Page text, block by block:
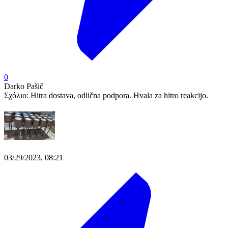
0
Darko Pašič
Σχόλιο: Hitra dostava, odlična podpora. Hvala za hitro reakcijo.
03/29/2023, 08:21